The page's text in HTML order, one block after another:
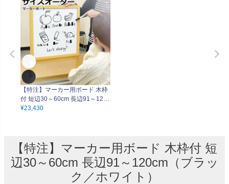
【特注】マーカー用ボード 木枠
付 短辺30～60cm 長辺91～120c
m（ブラック／ホワイト）
¥23,430
【特注】マーカー用ボード 木枠付 短
辺30～60cm 長辺91～120cm（ブラッ
ク／ホワイト）